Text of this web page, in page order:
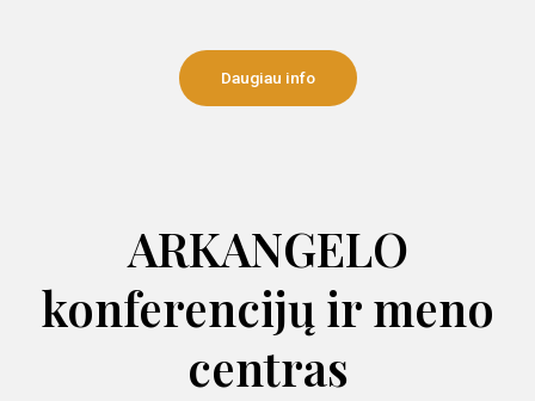
Daugiau info
ARKANGELO
konferencijų ir meno
centras